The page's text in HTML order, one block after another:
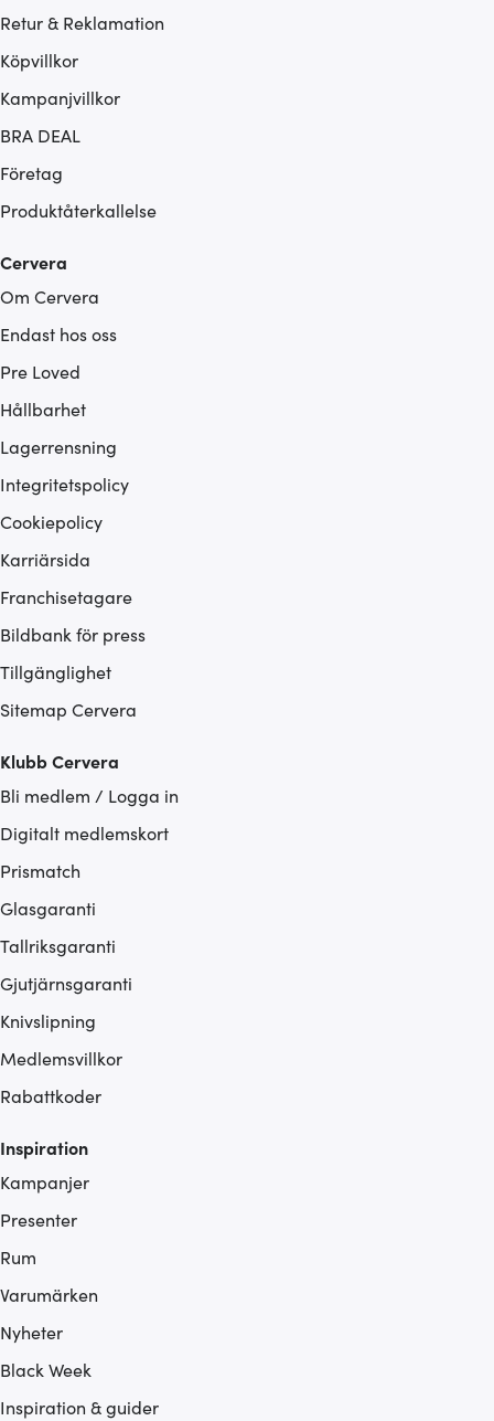
Retur & Reklamation
Köpvillkor
Kampanjvillkor
BRA DEAL
Företag
Produktåterkallelse
Cervera
Om Cervera
Endast hos oss
Pre Loved
Hållbarhet
Lagerrensning
Integritetspolicy
Cookiepolicy
Karriärsida
Franchisetagare
Bildbank för press
Tillgänglighet
Sitemap Cervera
Klubb Cervera
Bli medlem / Logga in
Digitalt medlemskort
Prismatch
Glasgaranti
Tallriksgaranti
Gjutjärnsgaranti
Knivslipning
Medlemsvillkor
Rabattkoder
Inspiration
Kampanjer
Presenter
Rum
Varumärken
Nyheter
Black Week
Inspiration & guider